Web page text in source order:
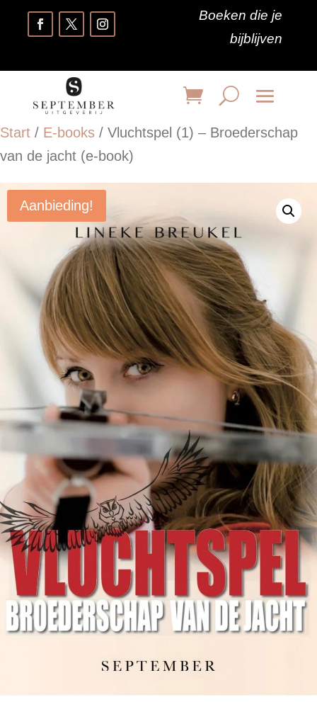
Boeken die je
bijblijven
Start / E-books / Vluchtspel (1) – Broederschap
van de jacht (e-book)
Aanbieding!